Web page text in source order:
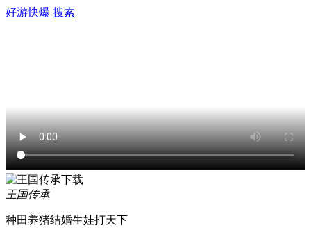
好游快爆 搜索
王国传承
种田养猪结婚生娃打天下